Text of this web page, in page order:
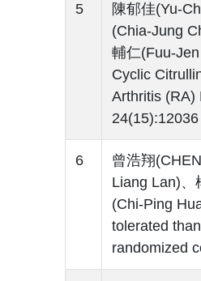
5
陳郁佳(Yu-
(Chia-Jung
輔仁(Fuu-
Cyclic
Arthritis (RA)
24(15):12036
6
曾浩翔
Liang Lan)、
(Chi-Ping
tolerated
randomized